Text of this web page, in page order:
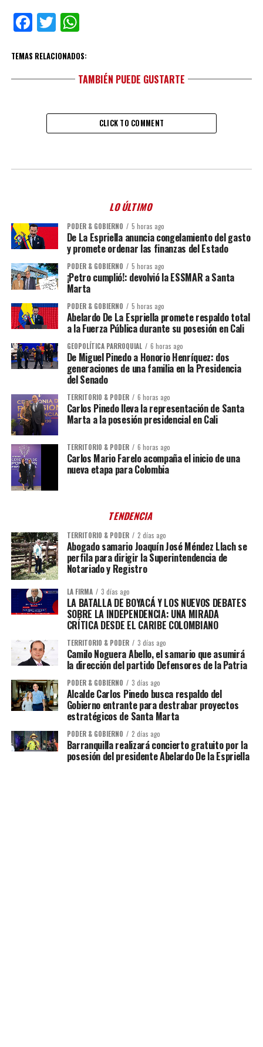
Facebook
TwitterWhatsApp
TEMAS RELACIONADOS:
TAMBIÉN PUEDE GUSTARTE
CLICK TO COMMENT
LO ÚLTIMO
PODER & GOBIERNO 5 horas ago
De La Espriella anuncia congelamiento del gasto
y promete ordenar las finanzas del Estado
PODER & GOBIERNO 5 horas ago
¡Petro cumplió!: devolvió la ESSMAR a Santa
Marta
PODER & GOBIERNO 5 horas ago
Abelardo De La Espriella promete respaldo total
a la Fuerza Pública durante su posesión en Cali
GEOPOLÍTICA PARROQUIAL 6 horas ago
De Miguel Pinedo a Honorio Henríquez: dos
generaciones de una familia en la Presidencia
del Senado
TERRITORIO & PODER 6 horas ago
Carlos Pinedo lleva la representación de Santa
Marta a la posesión presidencial en Cali
TERRITORIO & PODER 6 horas ago
Carlos Mario Farelo acompaña el inicio de una
nueva etapa para Colombia
TENDENCIA
TERRITORIO & PODER 2 días ago
Abogado samario Joaquín José Méndez Llach se
perfila para dirigir la Superintendencia de
Notariado y Registro
LA FIRMA 3 días ago
LA BATALLA DE BOYACÁ Y LOS NUEVOS DEBATES
SOBRE LA INDEPENDENCIA: UNA MIRADA
CRÍTICA DESDE EL CARIBE COLOMBIANO
TERRITORIO & PODER 3 días ago
Camilo Noguera Abello, el samario que asumirá
la dirección del partido Defensores de la Patria
PODER & GOBIERNO 3 días ago
Alcalde Carlos Pinedo busca respaldo del
Gobierno entrante para destrabar proyectos
estratégicos de Santa Marta
PODER & GOBIERNO 2 días ago
Barranquilla realizará concierto gratuito por la
posesión del presidente Abelardo De la Espriella